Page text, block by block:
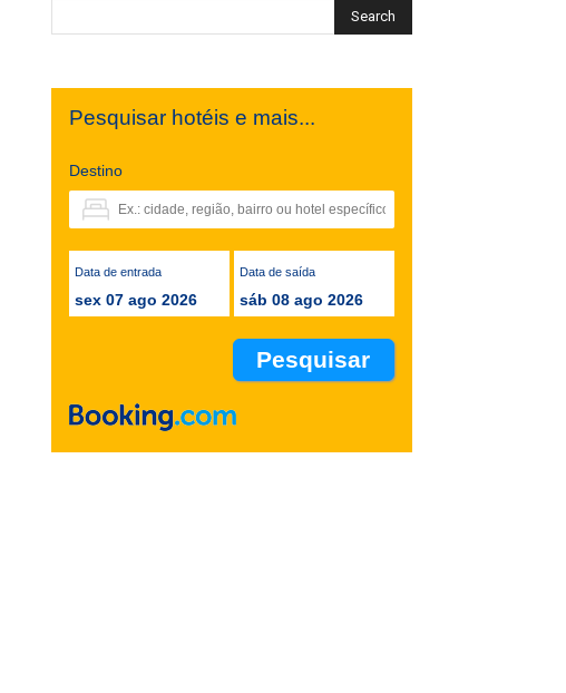
Pesquisar hotéis e mais...
Destino
Data de entrada
sex 07 ago 2026
Data de saída
sáb 08 ago 2026